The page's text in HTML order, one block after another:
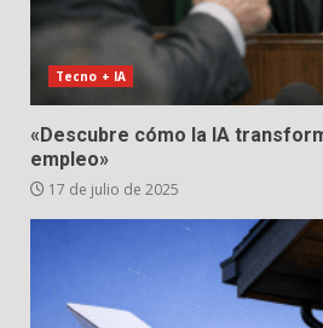
Tecno + IA
«Descubre cómo la IA
empleo»
17 de julio de 2025